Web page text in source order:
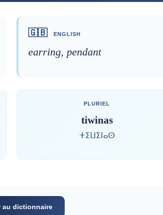
🇬🇧 ENGLISH
earring, pendant
PLURIEL
tiwinas
ⵜⵉⵡⵉⵏⴰⵙ
au dictionnaire